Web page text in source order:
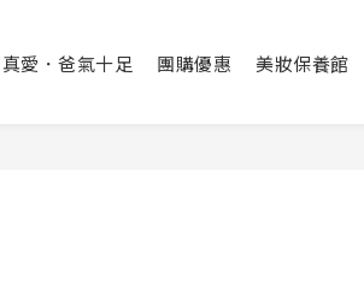
愛．爸氣十足 團購優惠 美妝保養館